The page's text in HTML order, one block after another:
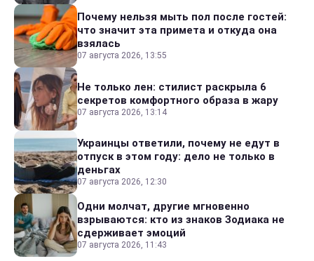
Почему нельзя мыть пол после гостей:
что значит эта примета и откуда она
взялась
07 августа 2026, 13:55
Не только лен: стилист раскрыла 6
секретов комфортного образа в жару
07 августа 2026, 13:14
Украинцы ответили, почему не едут в
отпуск в этом году: дело не только в
деньгах
07 августа 2026, 12:30
Одни молчат, другие мгновенно
взрываются: кто из знаков Зодиака не
сдерживает эмоций
07 августа 2026, 11:43